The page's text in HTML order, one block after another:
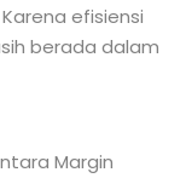
efisiensi
berada dalam
Margin